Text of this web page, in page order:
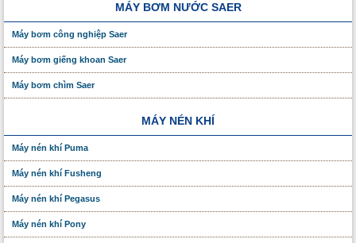
MÁY BƠM NƯỚC SAER
Máy bơm công nghiệp Saer
Máy bơm giếng khoan Saer
Máy bơm chìm Saer
MÁY NÉN KHÍ
Máy nén khí Puma
Máy nén khí Fusheng
Máy nén khí Pegasus
Máy nén khí Pony